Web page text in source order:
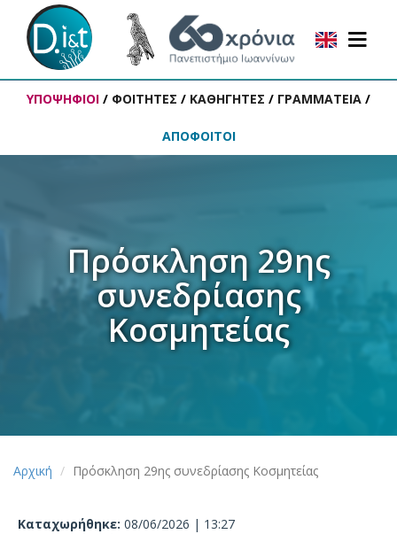
ΥΠΟΨΗΦΙΟΙ / ΦΟΙΤΗΤΕΣ / ΚΑΘΗΓΗΤΕΣ / ΓΡΑΜΜΑΤΕΙΑ /
ΑΠΟΦΟΙΤΟΙ
Πρόσκληση 29ης
συνεδρίασης
Κοσμητείας
Αρχική Πρόσκληση 29ης συνεδρίασης Κοσμητείας
Καταχωρήθηκε: 08/06/2026 | 13:27